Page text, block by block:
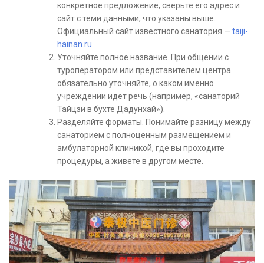
конкретное предложение, сверьте его адрес и
сайт с теми данными, что указаны выше.
Официальный сайт известного санатория — taiji-
hainan.ru.
Уточняйте полное название. При общении с
туроператором или представителем центра
обязательно уточняйте, о каком именно
учреждении идет речь (например, «санаторий
Тайцзи в бухте Дадунхай»).
Разделяйте форматы. Понимайте разницу между
санаторием с полноценным размещением и
амбулаторной клиникой, где вы проходите
процедуры, а живете в другом месте.